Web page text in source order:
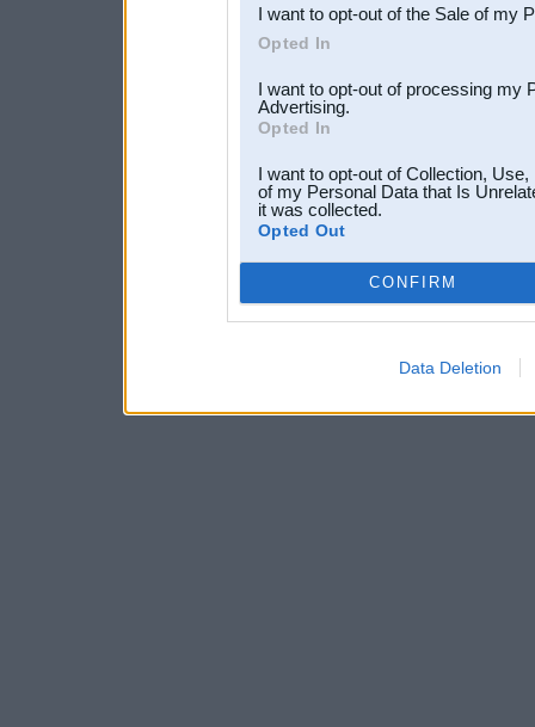
I want to opt-out of the Sale of my
Opted In
I want to opt-out of processing my
Advertising.
Opted In
I want to opt-out of Collection,
of my Personal Data that Is
it was collected.
Opted Out
CONFIRM
Data Deletion